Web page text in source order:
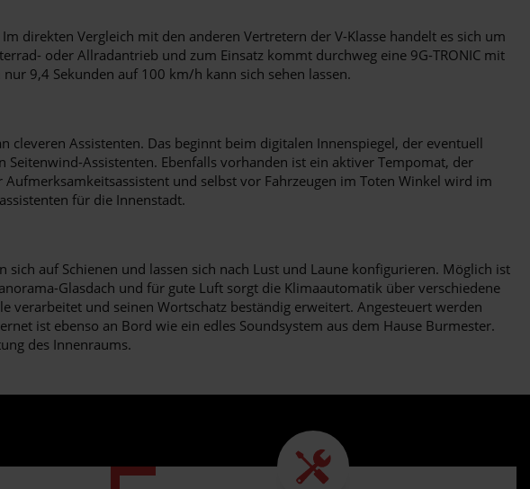
direkten Vergleich mit den anderen Vertretern der V-Klasse handelt es sich um
oder Allradantrieb und zum Einsatz kommt durchweg eine 9G-TRONIC mit
9,4 Sekunden auf 100 km/h kann sich sehen lassen.
cleveren Assistenten. Das beginnt beim digitalen Innenspiegel, der eventuell
Assistenten. Ebenfalls vorhanden ist ein aktiver Tempomat, der
und selbst vor Fahrzeugen im Toten Winkel wird im
für die Innenstadt.
sich auf Schienen und lassen sich nach Lust und Laune konfigurieren. Möglich ist
Glasdach und für gute Luft sorgt die Klimaautomatik über verschiedene
verarbeitet und seinen Wortschatz beständig erweitert. Angesteuert werden
ist ebenso an Bord wie ein edles Soundsystem aus dem Hause Burmester.
des Innenraums.